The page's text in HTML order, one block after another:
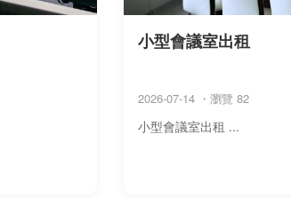
小型會議室出租
2026-07-14 ・瀏覽 82
小型會議室出租 ...